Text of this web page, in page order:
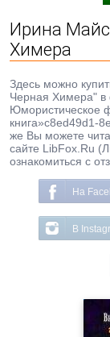
Ирина
Химера
Здесь можно
Черная Химера"
Юмористическое
книга»c8ed49d1-
же Вы можете
сайте LibFox.Ru
ознакомиться с
На
В